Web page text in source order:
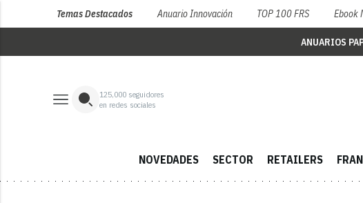
Temas Destacados Anuario Innovación TOP 100 FRS Ebook
ANUARIOS
125,000 seguidores
en redes sociales
NOVEDADES SECTOR RETAILERS